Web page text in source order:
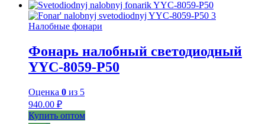
Налобные фонари
Фонарь налобный светодиодный
YYC-8059-P50
Оценка 0 из 5
940.00 ₽
Купить оптом